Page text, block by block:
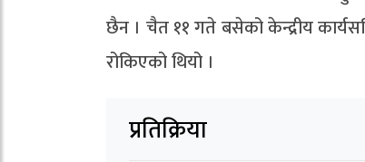
छैन । चैत ११ गते बसेको केन्द्रीय
रोकिएको थियो ।
प्रतिक्रिया